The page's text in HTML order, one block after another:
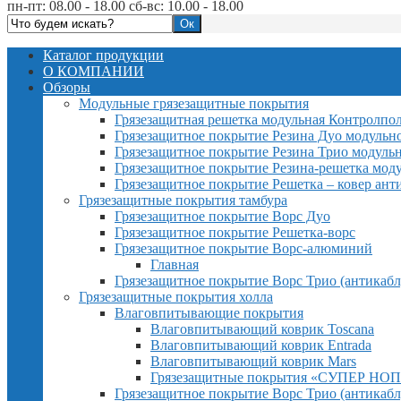
пн-пт: 08.00 - 18.00 сб-вс: 10.00 - 18.00
Каталог продукции
О КОМПАНИИ
Обзоры
Модульные грязезащитные покрытия
Грязезащитная решетка модульная
Грязезащитное покрытие Резина Дуо
Грязезащитное покрытие Резина Трио
Грязезащитное покрытие Резина-решетка
Грязезащитное покрытие Решетка – ковер
Грязезащитные покрытия тамбура
Грязезащитное покрытие Ворс Дуо
Грязезащитное покрытие Решетка-ворс
Грязезащитное покрытие Ворс-алюминий
Главная
Грязезащитное покрытие Ворс Трио
Грязезащитные покрытия холла
Влаговпитывающие покрытия
Влаговпитывающий коврик Toscana
Влаговпитывающий коврик Entrada
Влаговпитывающий коврик Mars
Грязезащитные покрытия «СУПЕР
Грязезащитное покрытие Ворс Трио